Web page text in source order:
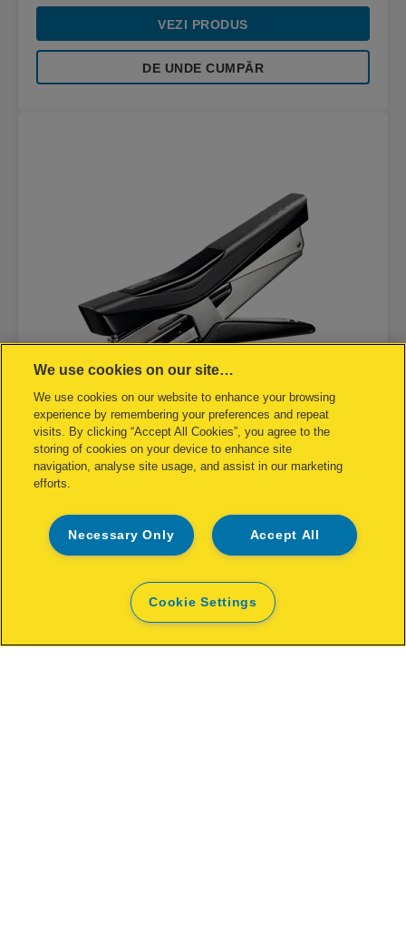
VEZI PRODUS
DE UNDE CUMPĂR
Capsator plastic Rapid Fixativ F11,
tip cleste, 15 coli, cutie
VEZI PRODUS
We use cookies on our site…
We use cookies on our website to enhance your browsing
experience by remembering your preferences and repeat
visits. By clicking “Accept All Cookies”, you agree to the
storing of cookies on your device to enhance site
navigation, analyse site usage, and assist in our marketing
efforts.
Accept All
Necessary Only
Cookie Settings